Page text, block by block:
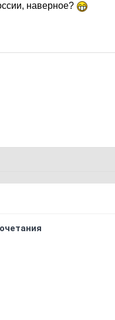
наверное?